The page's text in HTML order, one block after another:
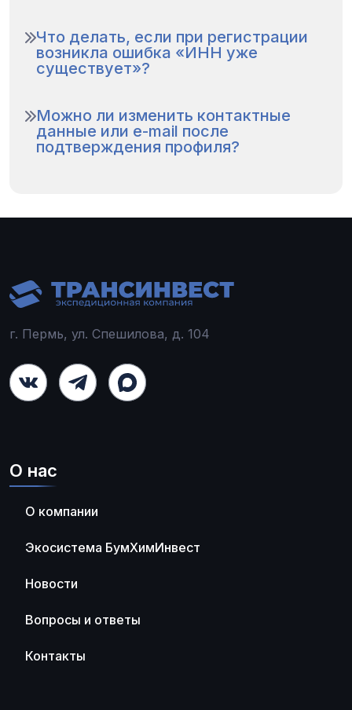
Что делать, если при регистрации
возникла ошибка «ИНН уже
существует»?
Можно ли изменить контактные
данные или e-mail после
подтверждения профиля?
г. Пермь, ул. Спешилова, д. 104
О нас
О компании
Экосистема БумХимИнвест
Новости
Вопросы и ответы
Контакты